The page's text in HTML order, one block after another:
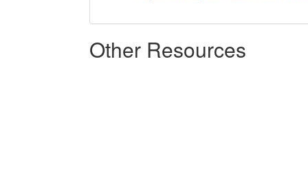
Other Resources